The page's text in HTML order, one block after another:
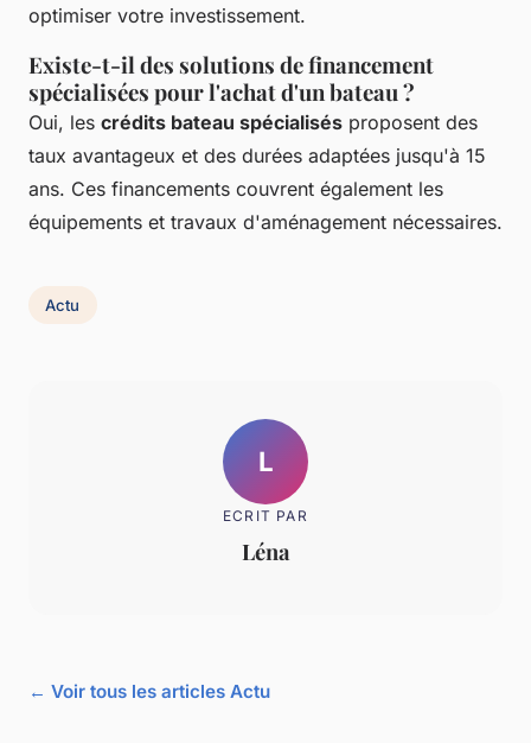
optimiser votre investissement.
Existe-t-il des solutions de financement
spécialisées pour l'achat d'un bateau ?
Oui, les crédits bateau spécialisés proposent des
taux avantageux et des durées adaptées jusqu'à 15
ans. Ces financements couvrent également les
équipements et travaux d'aménagement nécessaires.
Actu
L
ECRIT PAR
Léna
← Voir tous les articles Actu